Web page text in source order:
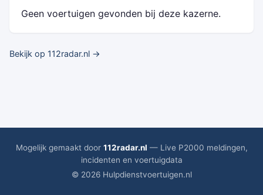
Geen voertuigen gevonden bij deze kazerne.
Bekijk op 112radar.nl →
Mogelijk gemaakt door 112radar.nl — Live P2000 meldingen,
incidenten en voertuigdata
© 2026 Hulpdienstvoertuigen.nl